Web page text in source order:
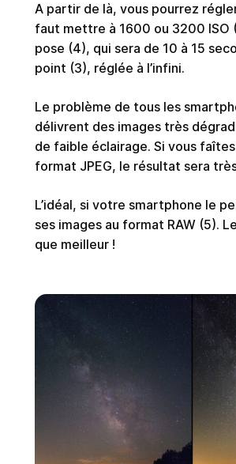
A partir de là, vous pourrez
faut mettre à 1600 ou 3200 ISO
pose (4), qui sera de 10 à 15
point (3), réglée à l’infini.
Le problème de tous les
délivrent des images très
de faible éclairage. Si vous
format JPEG, le résultat sera
L’idéal, si votre smartphone le
ses images au format RAW (5).
que meilleur !